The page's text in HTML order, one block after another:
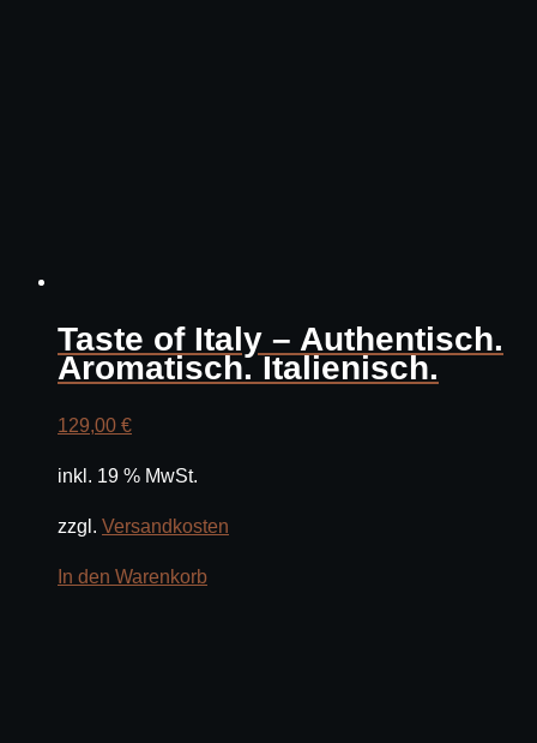
Taste of Italy – Authentisch.
Aromatisch. Italienisch.
129,00 €
inkl. 19 % MwSt.
zzgl. Versandkosten
In den Warenkorb